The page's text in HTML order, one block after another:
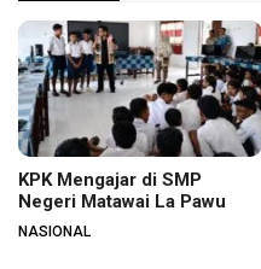
KPK Mengajar di SMP
Negeri Matawai La Pawu
NASIONAL